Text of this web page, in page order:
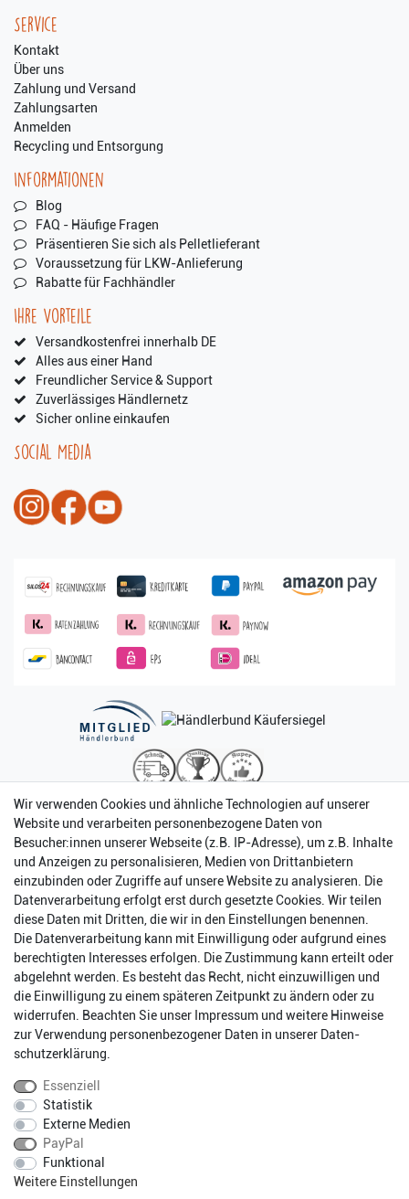
Service
Kontakt
Über uns
Zahlung und Versand
Zahlungsarten
Anmelden
Recycling und Entsorgung
Informationen
Blog
FAQ - Häufige Fragen
Präsentieren Sie sich als Pelletlieferant
Voraussetzung für LKW-Anlieferung
Rabatte für Fachhändler
Ihre Vorteile
Versandkostenfrei innerhalb DE
Alles aus einer Hand
Freundlicher Service & Support
Zuverlässiges Händlernetz
Sicher online einkaufen
Social Media
Impressum Daten­schutz­erklärung AGB
Barrierefreiheitserklärung
* Alle Preise inkl. gesetzlichen Mehrwertsteuer zzgl.
Wir verwenden Cookies und ähnliche Technologien auf unserer
Website und verarbeiten personenbezogene Daten von
Besucher:innen unserer Webseite (z.B. IP-Adresse), um z.B. Inhalte
und Anzeigen zu personalisieren, Medien von Drittanbietern
einzubinden oder Zugriffe auf unsere Website zu analysieren. Die
Datenverarbeitung erfolgt erst durch gesetzte Cookies. Wir teilen
diese Daten mit Dritten, die wir in den Einstellungen benennen.
Die Datenverarbeitung kann mit Einwilligung oder aufgrund eines
berechtigten Interesses erfolgen. Die Zustimmung kann erteilt oder
abgelehnt werden. Es besteht das Recht, nicht einzuwilligen und
die Einwilligung zu einem späteren Zeitpunkt zu ändern oder zu
widerrufen. Beachten Sie unser Impressum und weitere Hinweise
zur Verwendung personenbezogener Daten in unserer Daten­
schutz­erklärung
Essenziell
Statistik
Externe Medien
PayPal
Funktional
Weitere Einstellungen